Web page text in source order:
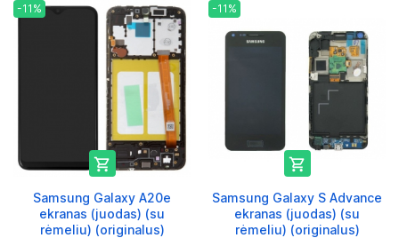
-11%

Samsung Galaxy A20e
ekranas (juodas) (su
rėmeliu) (originalus)
-11%

Samsung Galaxy S Advance
ekranas (juodas) (su
rėmeliu) (originalus)